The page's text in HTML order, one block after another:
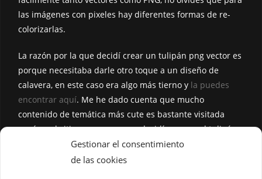
Gestionar el consentimiento
de las cookies
las imágenes con pixeles hay diferentes formas de re-
colorizarlas.
La razón por la que decidí crear un tulipán png vector es
porque necesitaba darle otro toque a un diseño de
calavera, en este caso era algo más tierno y la puedes
encontrar aquí. Me he dado cuenta que mucho
contenido de temática más cute es bastante visitada
aquí en el sitio, es por eso que decidí separar el tulipán
esperando que les guste. El diseño vectorial está creado
para que puedas separar cada parte, hojas, tallo y la